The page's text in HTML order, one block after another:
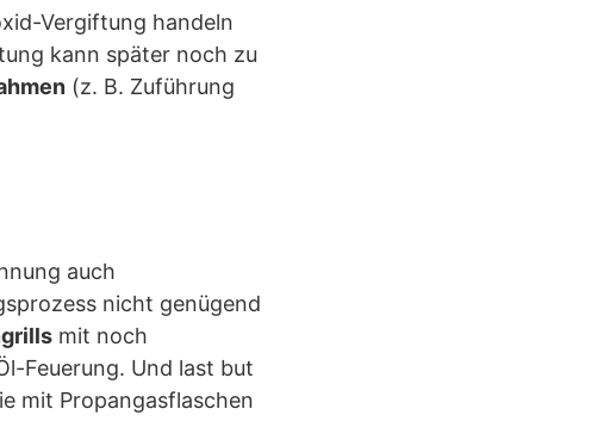
Vergiftung handeln
kann später noch zu
(z. B. Zuführung
auch
nicht genügend
mit noch
Feuerung. Und last but
mit Propangasflaschen